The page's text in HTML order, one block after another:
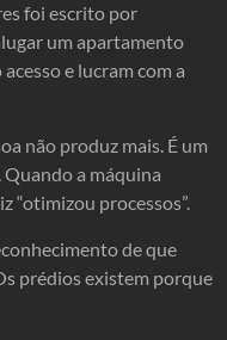
foi escrito por
um apartamento
e lucram com a
não produz mais. É um
a máquina
“otimizou processos”.
de que
prédios existem porque